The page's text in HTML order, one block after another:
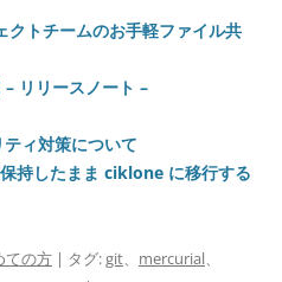
トチームのお手軽ファイル共
リリースノート –
ィ対策について
持したまま ciklone に移行する
ての方 | タグ:git、 mercurial、